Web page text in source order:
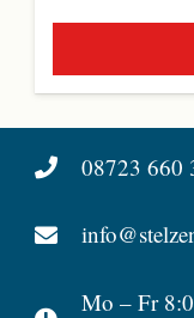
08723 660
Mo – Fr